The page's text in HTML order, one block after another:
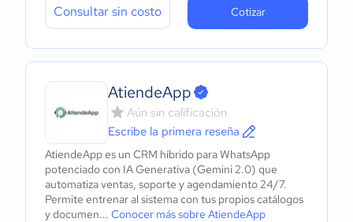
Consultar sin costo Cotizar
AtiendeApp
Aún sin calificación
Escribe la primera reseña
AtiendeApp es un CRM híbrido para WhatsApp
potenciado con IA Generativa (Gemini 2.0) que
automatiza ventas, soporte y agendamiento 24/7.
Permite entrenar al sistema con tus propios catálogos
y documen... Conocer más sobre AtiendeApp